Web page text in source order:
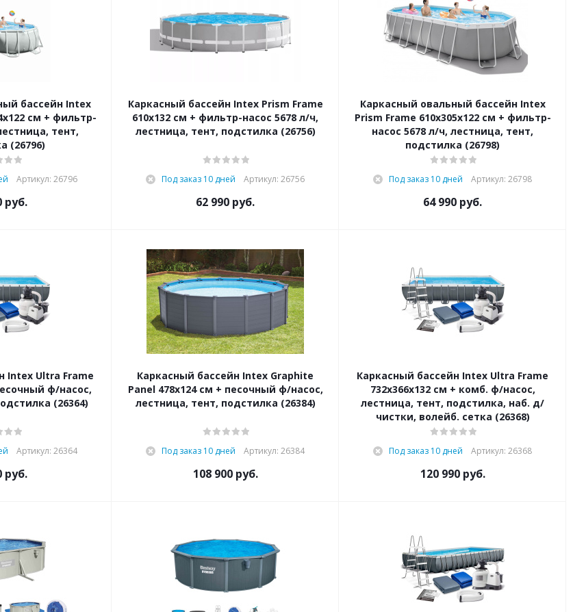
бассейн Intex
см + фильтр-
тент,
(26796)
Артикул: 26796
руб.
Каркасный бассейн Intex Prism Frame
610x132 см + фильтр-насос 5678 л/ч,
лестница, тент, подстилка (26756)
Под заказ 10 дней Артикул: 26756
62 990 руб.
Каркасный овальный бассейн Intex
Prism Frame 610х305х122 см + фильтр-
насос 5678 л/ч, лестница, тент,
подстилка (26798)
Под заказ 10 дней Артикул: 26798
64 990 руб.
Intex Ultra Frame
ф/насос,
(26364)
Артикул: 26364
руб.
Каркасный бассейн Intex Graphite
Panel 478х124 см + песочный ф/насос,
лестница, тент, подстилка (26384)
Под заказ 10 дней Артикул: 26384
108 900руб.
Каркасный бассейн Intex Ultra Frame
732x366x132 см + комб. ф/насос,
лестница, тент, подстилка, наб. д/
чистки, волейб. сетка (26368)
Под заказ 10 дней Артикул: 26368
120 990руб.